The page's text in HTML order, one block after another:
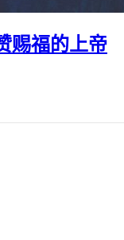
赐福的上帝